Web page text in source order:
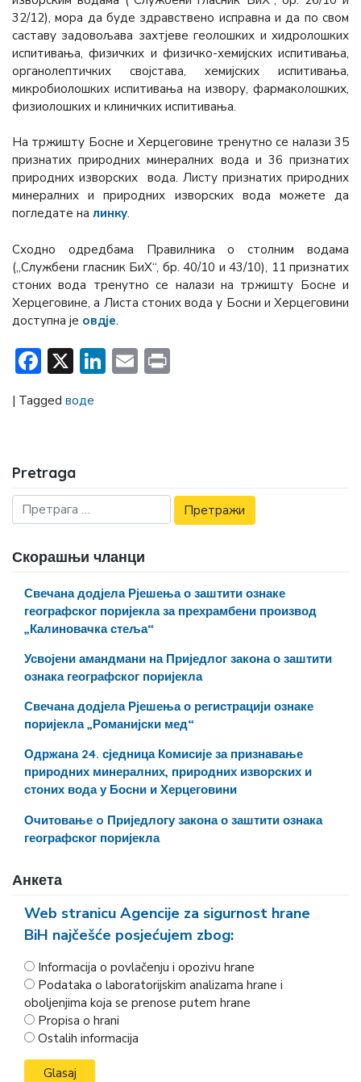
32/12), мора да буде здравствено исправна и да по свом
саставу задовољава захтјеве геолошких и хидролошких
испитивања, физичких и физичко-хемијских испитивања,
органолептичких својстава, хемијских испитивања,
микробиолошких испитивања на извору, фармаколошких,
физиолошких и клиничких испитивања.
На тржишту Босне и Херцеговине тренутно се налази 35
признатих природних минералних вода и 36 признатих
природних изворских вода. Листу признатих природних
минералних и природних изворских вода можете да
погледатe на линку.
Сходно одредбама Правилника о столним водама
(„Службени гласник БиХ“, бр. 40/10 и 43/10), 11 признатих
стоних вода тренутно се налази на тржишту Босне и
Херцеговине, а Листа стоних вода у Босни и Херцеговини
доступна је овдје.
Facebook
X LinkedIn
Email
| Tagged воде
Pretraga
Скорашњи чланци
Свечана додјела Рјешења о заштити ознаке
географског поријекла за прехрамбени производ
„Калиновачка стеља“
Усвојени амандмани на Приједлог закона о заштити
ознака географског поријекла
Свечана додјела Рјешења о регистрацији ознаке
поријекла „Романијски мед“
Одржана 24. сједница Комисије за признавање
природних минералних, природних изворских и
стоних вода у Босни и Херцеговини
Очитовање o Приједлогу закона о заштити ознака
географског поријекла
Анкета
Web stranicu Agencije za sigurnost hrane
BiH najčešće posjećujem zbog:
Informacija o povlačenju i opozivu hrane
Podataka o laboratorijskim analizama hrane i
oboljenjima koja se prenose putem hrane
Propisa o hrani
Ostalih informacija